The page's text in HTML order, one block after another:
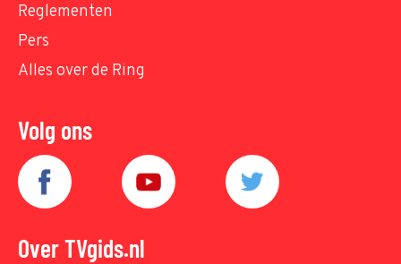
Reglementen
Pers
Alles over de Ring
Volg ons
Over TVgids.nl